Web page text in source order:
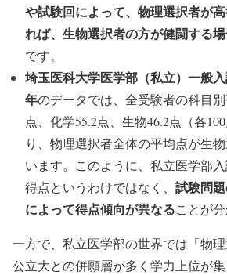
や試験回によって、物理選択者が
れば、生物選択者の方が健闘する
です。
埼玉医科大学医学部（私立）一般
年のデータでは、全受験者の科目
点、化学55.2点、生物46.2点（各
り、物理選択者全体の平均点が生
います。このように、私立医学部
得点というわけではなく、 試験問
によって得点傾向が異なることが分
一方で、私立医学部の世界では「物
公立大との併願層が多く学力上位が